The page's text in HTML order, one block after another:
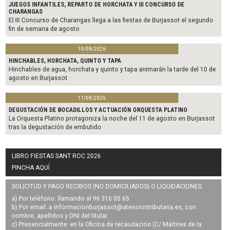
JUEGOS INFANTILES, REPARTO DE HORCHATA Y III CONCURSO DE
CHARANGAS
El III Concurso de Charangas llega a las fiestas de Burjassot el segundo
fin de semana de agosto
10/08/2026
HINCHABLES, HORCHATA, QUINTO Y TAPA
Hinchables de agua, horchata y quinto y tapa animarán la tarde del 10 de
agosto en Burjassot
11/08/2026
DEGUSTACIÓN DE BOCADILLOS Y ACTUACIÓN ORQUESTA PLATINO
La Orquesta Platino protagoniza la noche del 11 de agosto en Burjassot
tras la degustación de embutido
LIBRO FIESTAS SANT ROC 2026
PINCHA AQUÍ
SOLICITUD Y PAGO RECIBOS (NO DOMICILIADOS) O LIQUIDACIONES
a) Por teléfono: llamando al 96 316 05 65.
b) Por email: a informacionburjassot@atenciontributaria.es , con
nombre, apellidos y DNI del titular.
c) Presencialmente: en la Oficina de recaudación (C/ Mártires de la